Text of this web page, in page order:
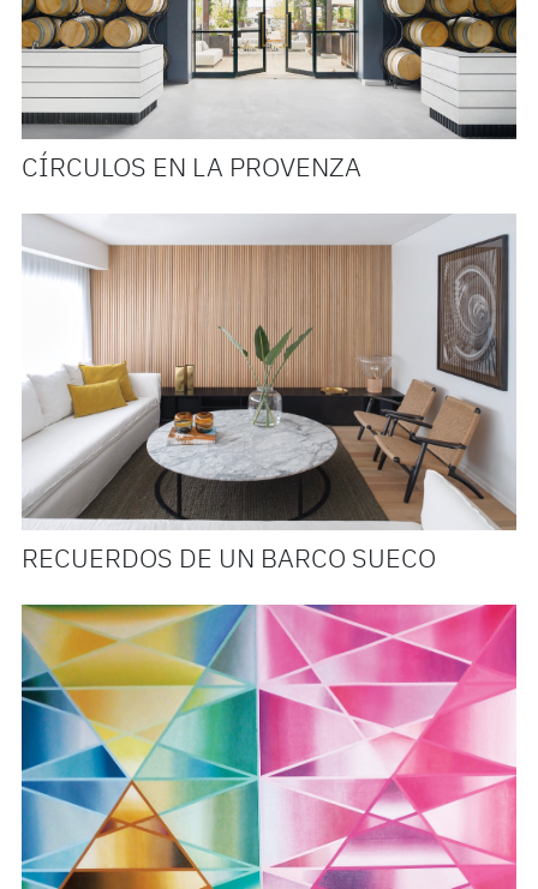
CÍRCULOS EN LA PROVENZA
RECUERDOS DE UN BARCO SUECO